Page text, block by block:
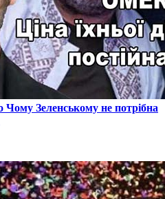
Чому Зеленському не потрібна